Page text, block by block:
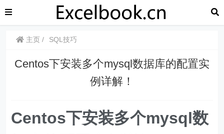
主页 SQL技巧
Centos下安装多个mysql数据库的配置实
例详解！
Centos下安装多个mysql数